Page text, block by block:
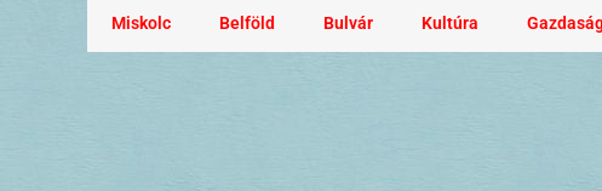
Miskolc Belföld Bulvár Kultúra